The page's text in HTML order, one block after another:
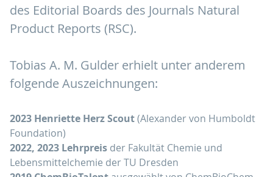
des Editorial Boards des Journals Natural
Product Reports (RSC).
Tobias A. M. Gulder erhielt unter anderem
folgende Auszeichnungen:
2023 Henriette Herz Scout(Alexander von Humboldt
Foundation)
2022, 2023 Lehrpreis der Fakultät Chemie und
Lebensmittelchemie der TU Dresden